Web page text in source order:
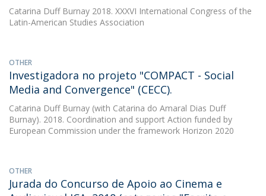
Catarina Duff Burnay 2018. XXXVI International Congress of the
Latin-American Studies Association
OTHER
Investigadora no projeto "COMPACT - Social
Media and Convergence" (CECC).
Catarina Duff Burnay (with Catarina do Amaral Dias Duff
Burnay). 2018. Coordination and support Action funded by
European Commission under the framework Horizon 2020
OTHER
Jurada do Concurso de Apoio ao Cinema e